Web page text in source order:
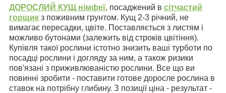
ДОРОСЛИЙ КУЩ німфеї, посаджений в сітчастий
горщик з поживним грунтом. Кущ 2-3 річний, не
вимагає пересадки, цвіте. Поставляється з листям і
можливо бутонами (залежить від строків цвітіння).
Купівля такої рослини істотно знизить ваші турботи по
посадці рослини і догляду за ним, а також ризики
пов'язані з приживлюваністю рослини. Все що ви
повинні зробити - поставити готове доросле рослина в
ставок на потрібну глибину. З позиції ціна - результат -